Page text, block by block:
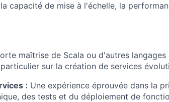
capacité de mise à l'échelle, la
maîtrise de Scala ou d'autres
sur la création de services
: Une expérience éprouvée dans la
des tests et du déploiement de